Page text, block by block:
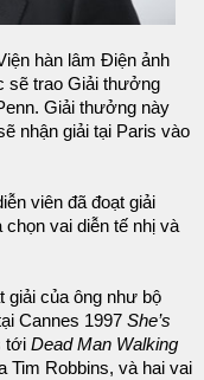
hàn lâm Điện ảnh
sẽ trao Giải thưởng
Giải thưởng này
nhận giải tại Paris vào
viên đã đoạt giải
vai diễn tế nhị và
giải của ông như bộ
Cannes 1997 She’s
tới Dead Man Walking
Tim Robbins, và hai vai